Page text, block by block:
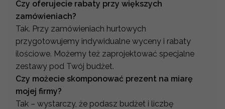
Czy oferujecie rabaty przy większych
zamówieniach?
Tak. Przy zamówieniach hurtowych
przygotowujemy indywidualne wyceny i rabaty
ilościowe. Możemy też zaprojektować specjalne
zestawy pod Twój budżet.
Czy możecie skomponować prezent na miarę
mojej firmy?
Tak – wystarczy, że podasz budżet i liczbę